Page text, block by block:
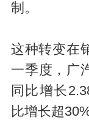
制。
这种转变在
一季度，广
同比增长
比增长超